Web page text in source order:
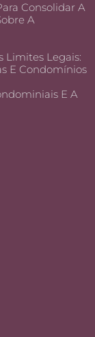
Consolidar A
A
Limites Legais:
E Condomínios
E A